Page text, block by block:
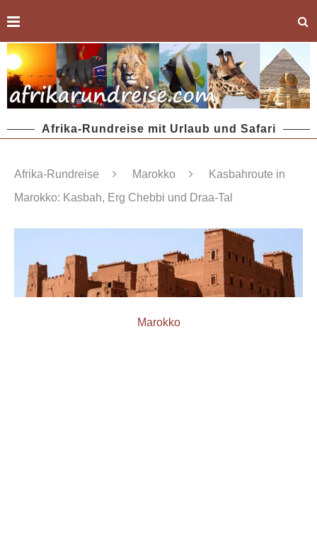
Afrika-Rundreise mit Urlaub und Safari
Afrika-Rundreise Marokko
Kasbahroute in
Marokko: Kasbah, Erg Chebbi und Draa-Tal
Marokko